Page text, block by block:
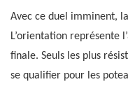
Avec ce duel imminent,
L’orientation représente
finale. Seuls les plus
se qualifier pour les